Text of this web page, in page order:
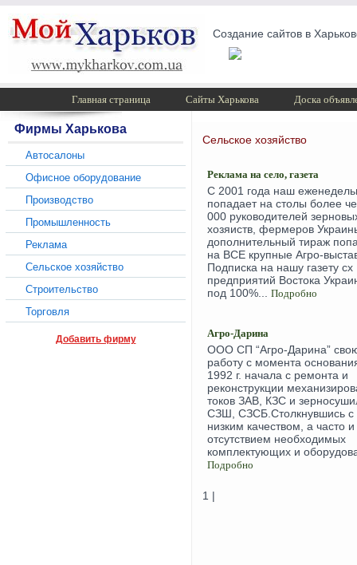
Создание сайтов в
Главная страница Сайты Харькова Доска
Фирмы Харькова
Автосалоны
Офисное оборудование
Производство
Промышленность
Реклама
Сельское хозяйство
Строительство
Торговля
Добавить фирму
Сельское хозяйство
Реклама на село, газета
С 2001 года наш
попадает на столы более
000 руководителей
хозяиств, фермеров
дополнительный тираж
на ВСЕ крупные Агро-
Подписка на нашу газету сх
предприятий Востока
под 100%... Подробно
Агро-Дарина
ООО СП “Агро-Дарина”
работу с момента
1992 г. начала с ремонта и
реконструкции
токов ЗАВ, КЗС и
СЗШ, СЗСБ.Столкнувшись с
низким качеством, а часто и
отсутствием необходимых
комплектующих и
Подробно
1 |